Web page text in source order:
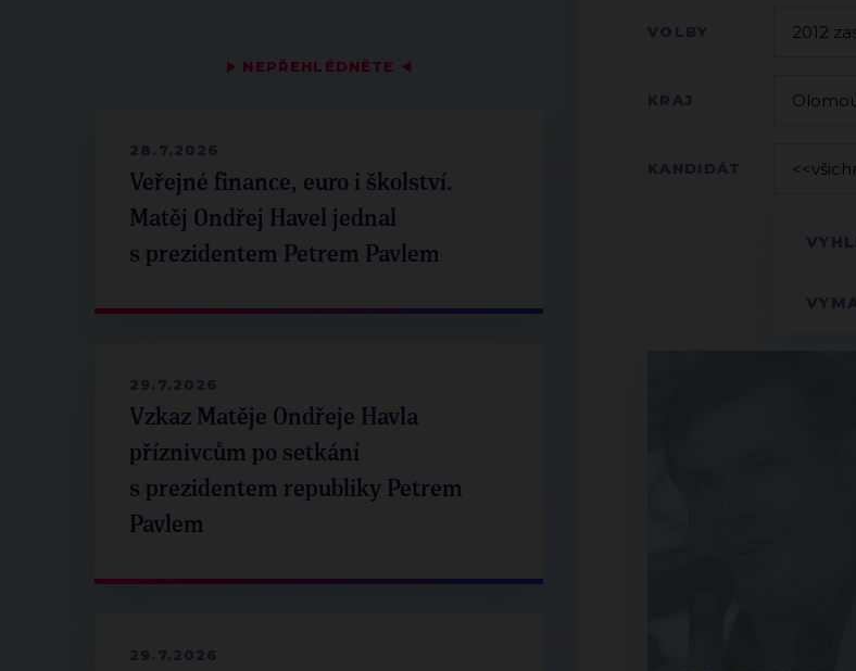
▶ NEPŘEHLÉDNĚTE ◀
28.7.2026
Veřejné finance, euro i školství.
Matěj Ondřej Havel jednal
s prezidentem Petrem Pavlem
29.7.2026
Vzkaz Matěje Ondřeje Havla
příznivcům po setkání
s prezidentem republiky Petrem
Pavlem
29.7.2026
VOLBY
KRAJ
KANDIDÁT